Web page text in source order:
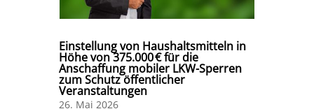
Einstellung von Haushaltsmitteln in
Höhe von 375.000 € für die
Anschaffung mobiler LKW-Sperren
zum Schutz öffentlicher
Veranstaltungen
26. Mai 2026